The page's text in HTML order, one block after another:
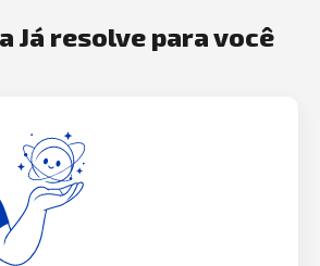
Já resolve para você